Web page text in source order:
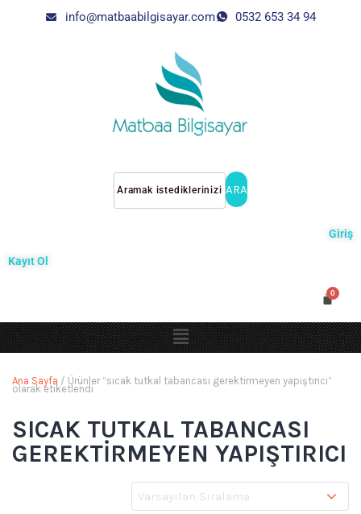
info@matbaabilgisayar.com 0532 653 34 94
ARA
Giriş
Kayıt Ol
Ana Sayfa / Ürünler “sıcak tutkal tabancası gerektirmeyen yapıştırıcı”
olarak etiketlendi
SICAK TUTKAL TABANCASI
GEREKTIRMEYEN YAPIŞTIRICI